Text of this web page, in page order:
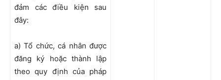
đảm các điều kiện sau
đây:
a) Tổ chức, cá nhân được
đăng ký hoặc thành lập
theo quy định của pháp